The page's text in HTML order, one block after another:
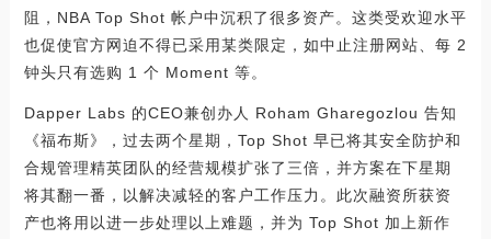
阻，NBA Top Shot 帐户中沉积了很多资产。这类受欢迎水平
也促使官方网迫不得已采用某类限定，如中止注册网站、每 2
钟头只有选购 1 个 Moment 等。
Dapper Labs 的CEO兼创办人 Roham Gharegozlou 告知
《福布斯》，过去两个星期，Top Shot 早已将其安全防护和
合规管理精英团队的经营规模扩张了三倍，并方案在下星期
将其翻一番，以解决减轻的客户工作压力。此次融资所获资
产也将用以进一步处理以上难题，并为 Top Shot 加上新作